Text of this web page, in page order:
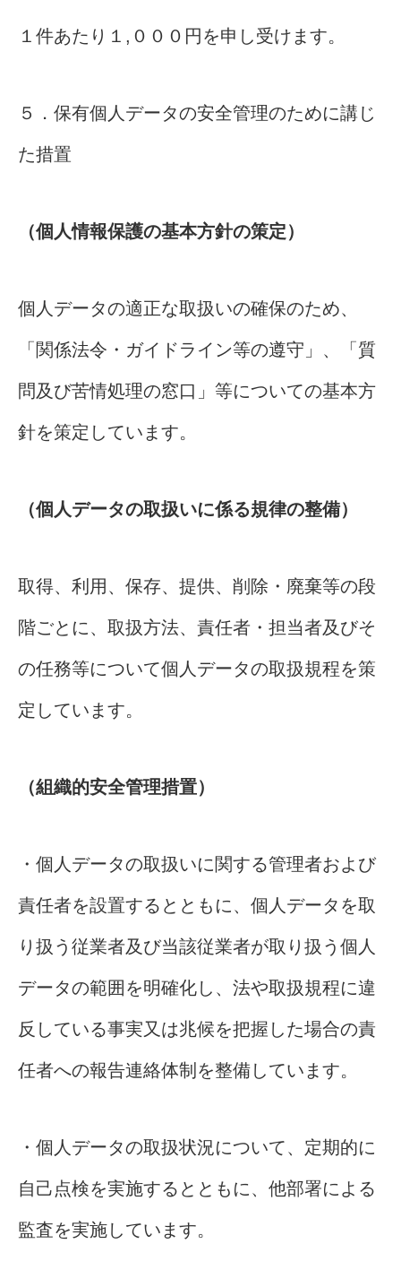
１件あたり１,０００円を申し受けます。
５．保有個人データの安全管理のために講じ
た措置
（個人情報保護の基本方針の策定）
個人データの適正な取扱いの確保のため、
「関係法令・ガイドライン等の遵守」、「質
問及び苦情処理の窓口」等についての基本方
針を策定しています。
（個人データの取扱いに係る規律の整備）
取得、利用、保存、提供、削除・廃棄等の段
階ごとに、取扱方法、責任者・担当者及びそ
の任務等について個人データの取扱規程を策
定しています。
（組織的安全管理措置）
・個人データの取扱いに関する管理者および
責任者を設置するとともに、個人データを取
り扱う従業者及び当該従業者が取り扱う個人
データの範囲を明確化し、法や取扱規程に違
反している事実又は兆候を把握した場合の責
任者への報告連絡体制を整備しています。
・個人データの取扱状況について、定期的に
自己点検を実施するとともに、他部署による
監査を実施しています。